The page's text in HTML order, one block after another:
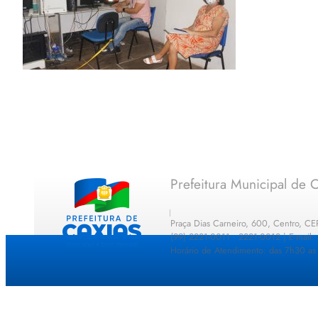
Prefeitura Municipal de
Praça Dias Carneiro, 600, Centro,
(99) 2221-0011 · 2221-0012 | E-mail:
Horário de Atendimento: das 7h30